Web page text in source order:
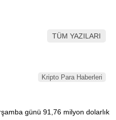
TÜM YAZILARI
Kripto Para Haberleri